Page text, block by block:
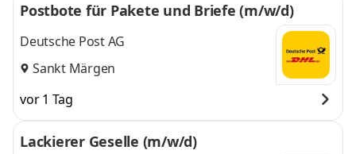
Postbote für Pakete und Briefe (m/w/d)
Deutsche Post AG
Sankt Märgen
vor 1 Tag
Lackierer Geselle (m/w/d)